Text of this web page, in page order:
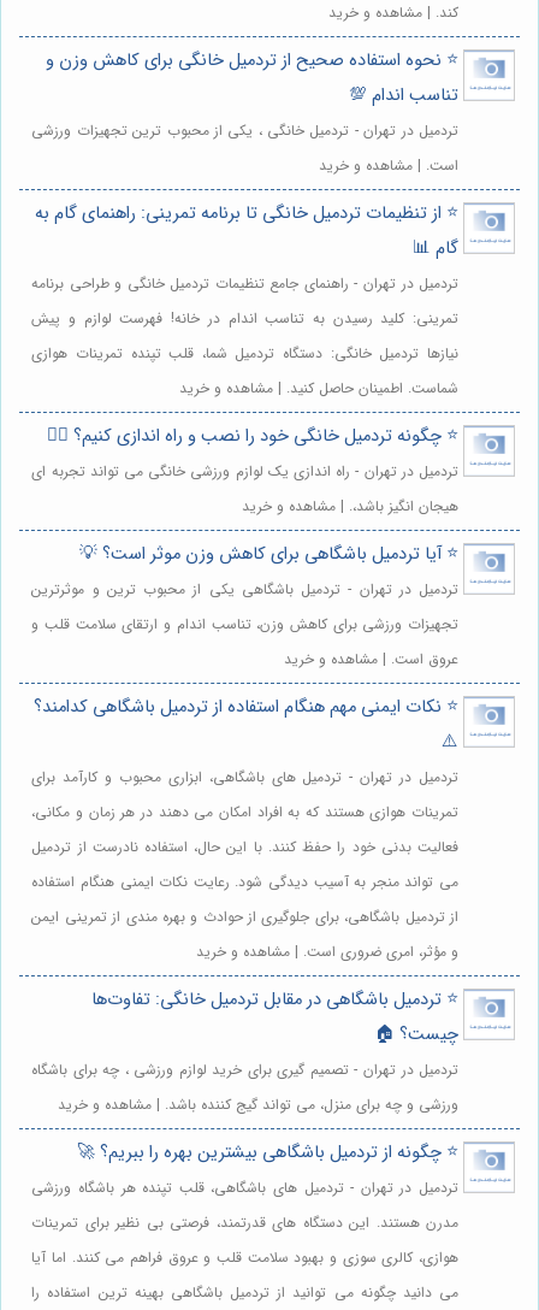
کند. | مشاهده و خرید
⭐️ نحوه استفاده صحیح از تردمیل خانگی برای کاهش وزن و
تناسب اندام 💯
تردمیل در تهران - تردمیل خانگی ، یکی از محبوب ترین تجهیزات ورزشی
است. | مشاهده و خرید
⭐️ از تنظیمات تردمیل خانگی تا برنامه تمرینی: راهنمای گام به
گام 📊
تردمیل در تهران - راهنمای جامع تنظیمات تردمیل خانگی و طراحی برنامه
تمرینی: کلید رسیدن به تناسب اندام در خانه! فهرست لوازم و پیش
نیازها تردمیل خانگی: دستگاه تردمیل شما، قلب تپنده تمرینات هوازی
شماست. اطمینان حاصل کنید. | مشاهده و خرید
⭐️ چگونه تردمیل خانگی خود را نصب و راه اندازی کنیم؟ 🏃‍♀️
تردمیل در تهران - راه اندازی یک لوازم ورزشی خانگی می تواند تجربه ای
هیجان انگیز باشد،. | مشاهده و خرید
⭐️ آیا تردمیل باشگاهی برای کاهش وزن موثر است؟ 💡
تردمیل در تهران - تردمیل باشگاهی یکی از محبوب ترین و موثرترین
تجهیزات ورزشی برای کاهش وزن، تناسب اندام و ارتقای سلامت قلب و
عروق است. | مشاهده و خرید
⭐️ نکات ایمنی مهم هنگام استفاده از تردمیل باشگاهی کدامند؟
⚠️
تردمیل در تهران - تردمیل های باشگاهی، ابزاری محبوب و کارآمد برای
تمرینات هوازی هستند که به افراد امکان می دهند در هر زمان و مکانی،
فعالیت بدنی خود را حفظ کنند. با این حال، استفاده نادرست از تردمیل
می تواند منجر به آسیب دیدگی شود. رعایت نکات ایمنی هنگام استفاده
از تردمیل باشگاهی، برای جلوگیری از حوادث و بهره مندی از تمرینی ایمن
و مؤثر، امری ضروری است. | مشاهده و خرید
⭐️ تردمیل باشگاهی در مقابل تردمیل خانگی: تفاوت‌ها
چیست؟ 🏠
تردمیل در تهران - تصمیم گیری برای خرید لوازم ورزشی ، چه برای باشگاه
ورزشی و چه برای منزل، می تواند گیج کننده باشد. | مشاهده و خرید
⭐️ چگونه از تردمیل باشگاهی بیشترین بهره را ببریم؟ 🚀
تردمیل در تهران - تردمیل های باشگاهی، قلب تپنده هر باشگاه ورزشی
مدرن هستند. این دستگاه های قدرتمند، فرصتی بی نظیر برای تمرینات
هوازی، کالری سوزی و بهبود سلامت قلب و عروق فراهم می کنند. اما آیا
می دانید چگونه می توانید از تردمیل باشگاهی بهینه ترین استفاده را